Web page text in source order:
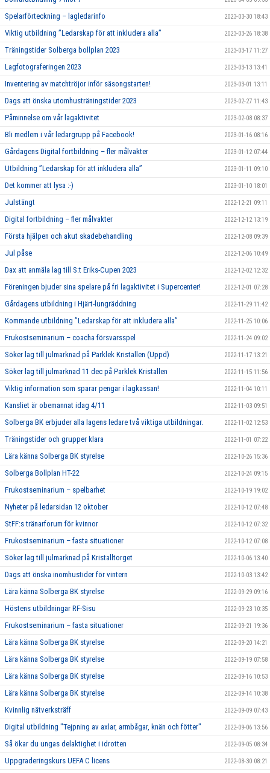
Spelarförteckning – lagledarinfo 2023-03-30 18:43
Viktig utbildning ”Ledarskap för att inkludera alla” 2023-03-26 18:38
Träningstider Solberga bollplan 2023 2023-03-17 11:27
Lagfotograferingen 2023 2023-03-13 13:41
Inventering av matchtröjor inför säsongstarten! 2023-03-01 13:11
Dags att önska utomhusträningstider 2023 2023-02-27 11:43
Påminnelse om vår lagaktivitet 2023-02-08 08:37
Bli medlem i vår ledargrupp på Facebook! 2023-01-16 08:16
Gårdagens Digital fortbildning – fler målvakter 2023-01-12 07:44
Utbildning ”Ledarskap för att inkludera alla” 2023-01-11 09:10
Det kommer att lysa :-) 2023-01-10 18:01
Julstängt 2022-12-21 09:11
Digital fortbildning – fler målvakter 2022-12-12 13:19
Första hjälpen och akut skadebehandling 2022-12-08 09:39
Jul påse 2022-12-06 10:49
Dax att anmäla lag till S:t Eriks-Cupen 2023 2022-12-02 12:32
Föreningen bjuder sina spelare på fri lagaktivitet i Supercenter! 2022-12-01 07:28
Gårdagens utbildning i Hjärt-lungräddning 2022-11-29 11:42
Kommande utbildning ”Ledarskap för att inkludera alla” 2022-11-25 10:06
Frukostseminarium – coacha försvarsspel 2022-11-24 09:02
Söker lag till julmarknad på Parklek Kristallen (Uppd) 2022-11-17 13:21
Söker lag till julmarknad 11 dec på Parklek Kristallen 2022-11-15 11:56
Viktig information som sparar pengar i lagkassan! 2022-11-04 10:11
Kansliet är obemannat idag 4/11 2022-11-03 09:51
Solberga BK erbjuder alla lagens ledare två viktiga utbildningar. 2022-11-02 12:53
Träningstider och grupper klara 2022-11-01 07:22
Lära känna Solberga BK styrelse 2022-10-26 15:36
Solberga Bollplan HT-22 2022-10-24 09:15
Frukostseminarium – spelbarhet 2022-10-19 19:02
Nyheter på ledarsidan 12 oktober 2022-10-12 07:48
StFF:s tränarforum för kvinnor 2022-10-12 07:32
Frukostseminarium – fasta situationer 2022-10-12 07:08
Söker lag till julmarknad på Kristalltorget 2022-10-06 13:40
Dags att önska inomhustider för vintern 2022-10-03 13:42
Lära känna Solberga BK styrelse 2022-09-29 09:16
Höstens utbildningar RF-Sisu 2022-09-23 10:35
Frukostseminarium – fasta situationer 2022-09-21 19:36
Lära känna Solberga BK styrelse 2022-09-20 14:21
Lära känna Solberga BK styrelse 2022-09-19 07:58
Lära känna Solberga BK styrelse 2022-09-16 10:53
Lära känna Solberga BK styrelse 2022-09-14 10:38
Kvinnlig nätverksträff 2022-09-09 07:43
Digital utbildning "Tejpning av axlar, armbågar, knän och fötter" 2022-09-06 13:56
Så ökar du ungas delaktighet i idrotten 2022-09-05 08:34
Uppgraderingskurs UEFA C licens 2022-08-30 08:21